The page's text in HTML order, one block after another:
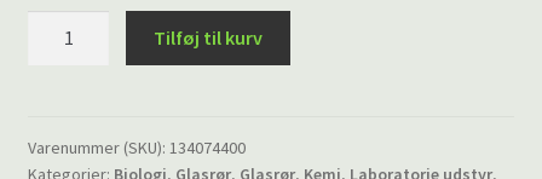
vinkel
Tilføj til kurv
Varenummer (SKU): 134074400
Kategorier: Biologi, Glasrør, Glasrør, Kemi, Laboratorie udstyr,